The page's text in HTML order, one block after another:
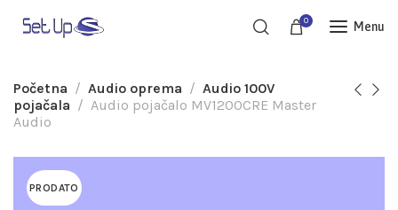
0 Menu
Početna Audio oprema
Audio 100V
pojačala
Audio pojačalo MV1200CRE Master
Audio
PRODATO